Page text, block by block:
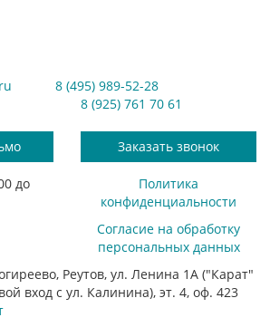
8 (495) 989-52-28
8 (925) 761 70 61
Заказать звонок
до
Политика
конфиденциальности
Согласие на обработку
персональных данных
Реутов, ул. Ленина 1А ("Карат"
вход с ул. Калинина), эт. 4, оф. 423